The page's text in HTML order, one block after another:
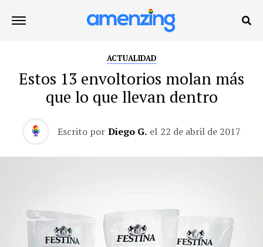
ACTUALIDAD
Estos 13 envoltorios molan más
que lo que llevan dentro
Escrito por Diego G. el 22 de abril de 2017